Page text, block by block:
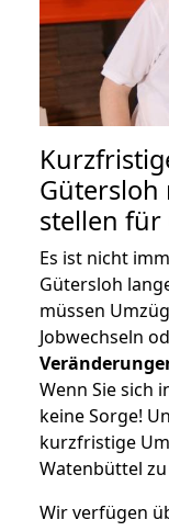
Gütersloh
stellen für
Es ist nicht
Gütersloh
müssen
Jobwechseln
Wenn Sie sich
keine Sorge!
kurzfristige
Watenbüttel
Wir verfügen